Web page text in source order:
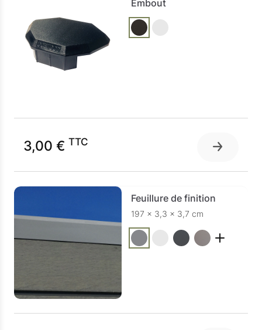
Embout
3,00 € TTC
Feuillure de finition
197 × 3,3 × 3,7 cm